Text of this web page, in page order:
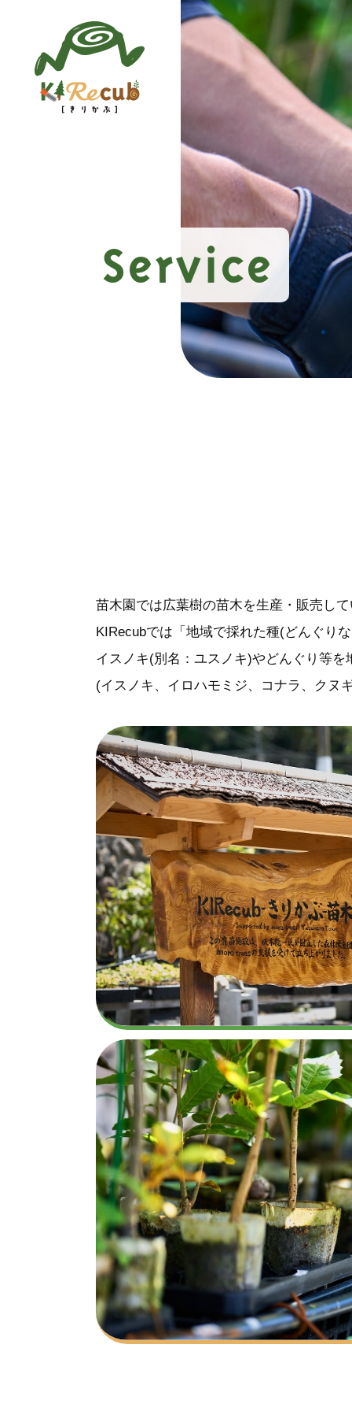
Service
苗木園では広葉樹の苗木を生産・販売し
KIRecubでは「地域で採れた種(どんぐり
イスノキ(別名：ユスノキ)やどんぐり等
(イスノキ、イロハモミジ、コナラ、クヌ